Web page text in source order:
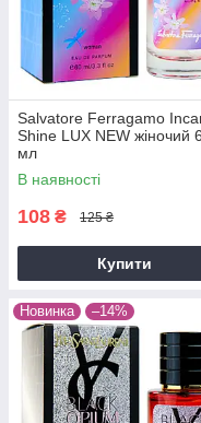
Salvatore Ferragamo
Shine LUX NEW жіночий
мл
В наявності
108 ₴ 125 ₴
Купити
Новинка –14%